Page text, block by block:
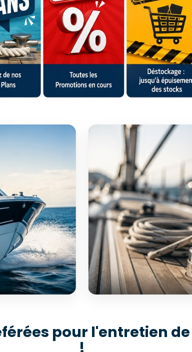
pour l'entretien
!